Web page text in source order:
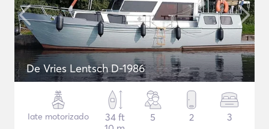
De Vries Lentsch D-1986
Iate motorizado
34 ft
5 2 3